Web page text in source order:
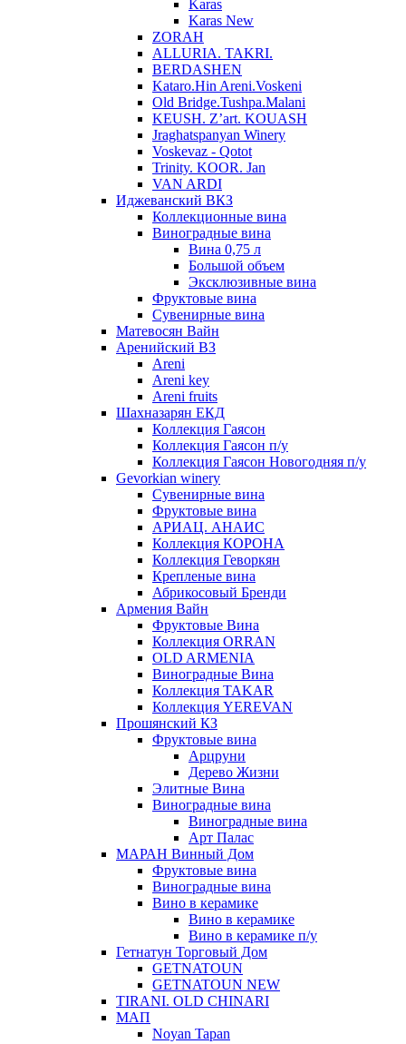
Karas
Karas New
ZORAH
ALLURIA. TAKRI.
BERDASHEN
Kataro.Hin Areni.Voskeni
Old Bridge.Tushpa.Malani
KEUSH. Z’art. KOUASH
Jraghatspanyan Winery
Voskevaz - Qotot
Trinity. KOOR. Jan
VAN ARDI
Иджеванский ВКЗ
Коллекционные вина
Виноградные вина
Вина 0,75 л
Большой объем
Эксклюзивные вина
Фруктовые вина
Cувенирные вина
Матевосян Вайн
Аренийский ВЗ
Areni
Areni key
Areni fruits
Шахназарян ЕКД
Коллекция Гаясон
Коллекция Гаясон п/у
Коллекция Гаясон Новогодняя п/у
Gevorkian winery
Сувенирные вина
Фруктовые вина
АРИАЦ. АНАИС
Коллекция КОРОНА
Коллекция Геворкян
Крепленые вина
Абрикосовый Бренди
Армения Вайн
Фруктовые Вина
Коллекция ORRAN
OLD ARMENIA
Виноградные Вина
Коллекция TAKAR
Коллекция YEREVAN
Прошянский КЗ
Фруктовые вина
Арцруни
Дерево Жизни
Элитные Вина
Виноградные вина
Виноградные вина
Арт Палас
МАРАН Винный Дом
Фруктовые вина
Виноградные вина
Вино в керамике
Вино в керамике
Вино в керамике п/у
Гетнатун Торговый Дом
GETNATOUN
GETNATOUN NEW
TIRANI. OLD CHINARI
МАП
Noyan Tapan